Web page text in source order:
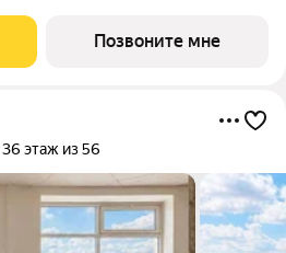
дома, в новом элитном
от
Позвоните мне
36 этаж из 56